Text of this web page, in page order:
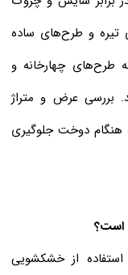
تیره و طرح‌های ساده
طرح‌های چهارخانه و
بررسی عرض و متراژ
هنگام دوخت جلوگیری
است؟
از خشکشویی